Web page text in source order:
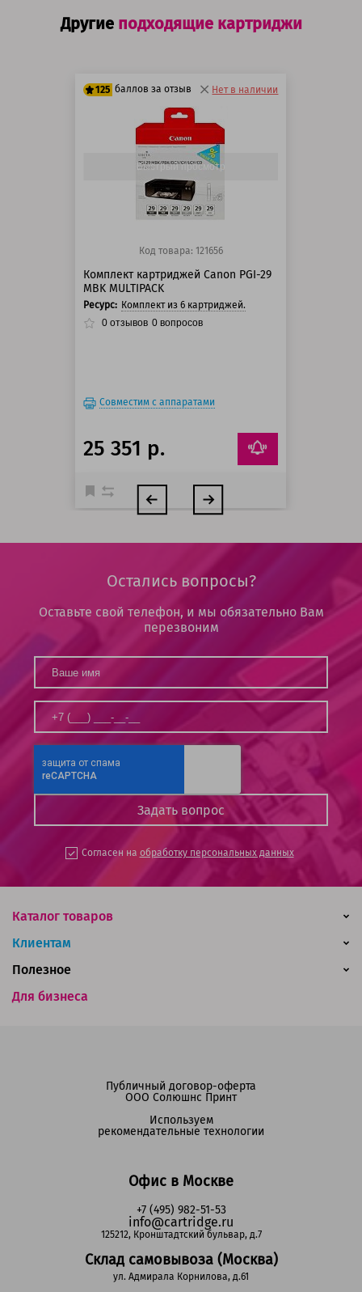
Другие подходящие картриджи
125 баллов за отзыв
125 баллов
Нет в наличии
Быстрый просмотр
Код товара: 121656
Комплект картриджей Canon PGI-29
MBK MULTIPACK
Ресурс: Комплект из 6 картриджей.
0 отзывов 0 вопросов
Совместим с аппаратами
25 351 р.
Остались вопросы?
Оставьте свой телефон, и мы обязательно Вам
перезвоним
Согласен на обработку персональных данных
Каталог товаров
Клиентам
Для бизнеса
Полезное
Офис в Москве
+7 (495) 982-51-53
info@cartridge.ru
125212, Кронштадтский бульвар, д.7
Склад самовывоза (Москва)
ул. Адмирала Корнилова, д.61
Публичный договор-оферта
ООО Солюшнс Принт
Используем
рекомендательные технологии